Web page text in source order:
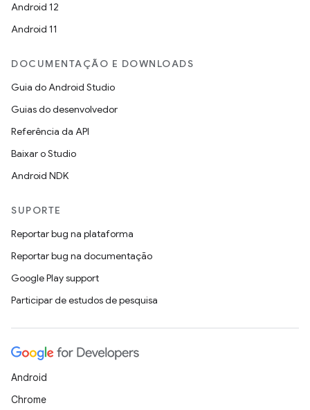
Android 12
Android 11
DOCUMENTAÇÃO E DOWNLOADS
Guia do Android Studio
Guias do desenvolvedor
Referência da API
Baixar o Studio
Android NDK
SUPORTE
Reportar bug na plataforma
Reportar bug na documentação
Google Play support
Participar de estudos de pesquisa
Android
Chrome